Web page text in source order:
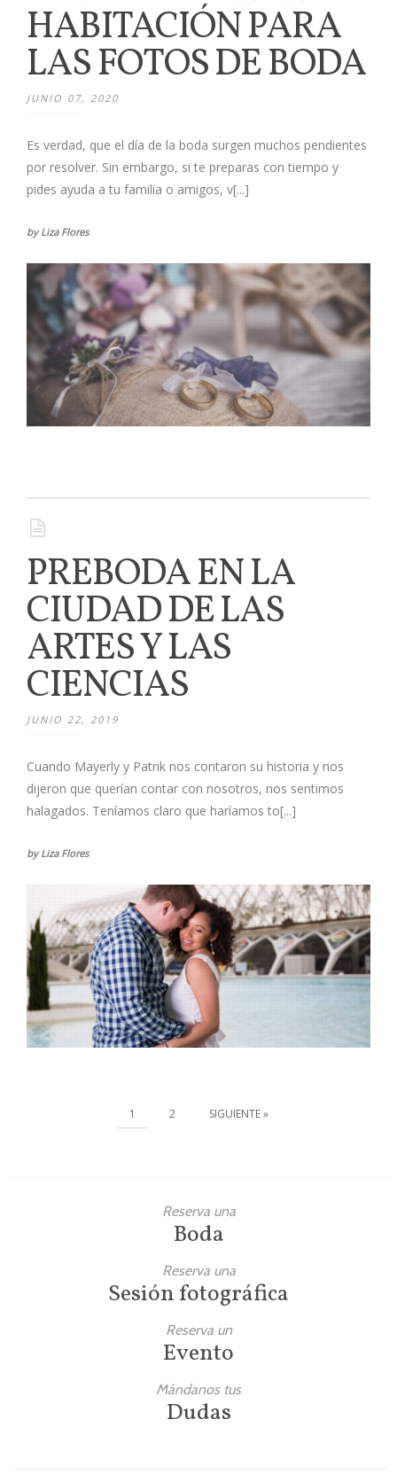
HABITACIÓN PARA
LAS FOTOS DE BODA
JUNIO 07, 2020
Es verdad, que el día de la boda surgen muchos pendientes
por resolver. Sin embargo, si te preparas con tiempo y
pides ayuda a tu familia o amigos, v[...]
by Liza Flores
PREBODA EN LA
CIUDAD DE LAS
ARTES Y LAS
CIENCIAS
JUNIO 22, 2019
Cuando Mayerly y Patrik nos contaron su historia y nos
dijeron que querían contar con nosotros, nos sentimos
halagados. Teníamos claro que haríamos to[...]
by Liza Flores
1 2 SIGUIENTE »
Reserva una
Boda
Reserva una
Sesión fotográfica
Reserva un
Evento
Mándanos tus
Dudas